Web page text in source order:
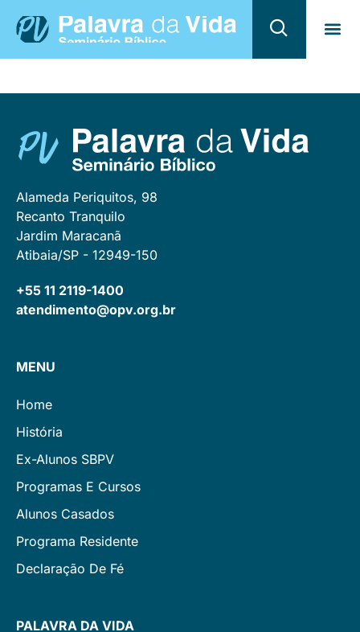
Alameda Periquitos, 98
Recanto Tranquilo
Jardim Maracanã
Atibaia/SP - 12949-150
+55 11 2119-1400
atendimento@opv.org.br
MENU
Home
História
Ex-Alunos SBPV
Programas E Cursos
Alunos Casados
Programa Residente
Declaração De Fé
PALAVRA DA VIDA